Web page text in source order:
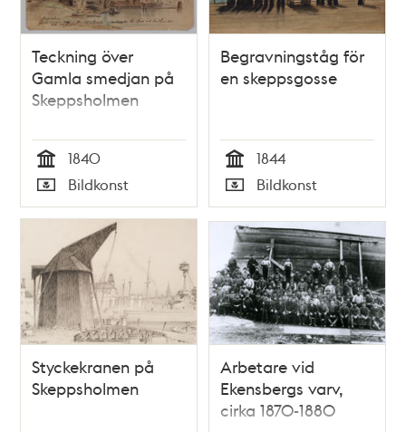
Teckning över
Gamla smedjan på
Skeppsholmen
Tid
1840
Typ
Bildkonst
Begravningståg för
en skeppsgosse
Tid
1844
Typ
Bildkonst
Styckekranen på
Skeppsholmen
Arbetare vid
Ekensbergs varv,
cirka 1870-1880